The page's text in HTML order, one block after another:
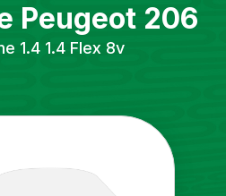
Peugeot 206
1.4 1.4 Flex 8v